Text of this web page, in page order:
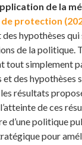
de la
protection
hypothèses
de la politique.
tout simplement
des hypothèses
résultats
de ces
d’une politique
pour